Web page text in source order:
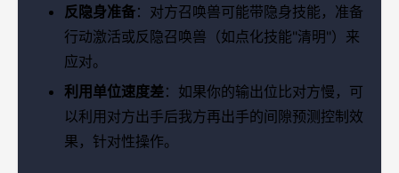
反隐身准备：对方召唤兽可能带隐身技能，准备
行动激活或反隐召唤兽（如点化技能"清明"）来
应对。
利用单位速度差：如果你的输出位比对方慢，可
以利用对方出手后我方再出手的间隙预测控制效
果，针对性操作。